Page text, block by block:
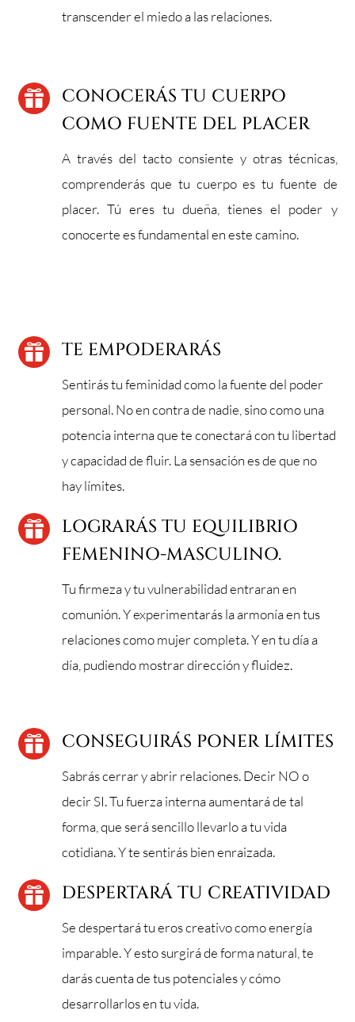
transcender el miedo a las relaciones.

CONOCERÁS TU CUERPO
COMO FUENTE DEL PLACER
A través del tacto consiente y otras técnicas,
comprenderás que tu cuerpo es tu fuente de
placer. Tú eres tu dueña, tienes el poder y
conocerte es fundamental en este camino.
 TE EMPODERARÁS
Sentirás tu feminidad como la fuente del poder
personal. No en contra de nadie, sino como una
potencia interna que te conectará con tu libertad
y capacidad de fluir. La sensación es de que no
hay límites.

LOGRARÁS TU EQUILIBRIO
FEMENINO-MASCULINO.
Tu firmeza y tu vulnerabilidad entraran en
comunión. Y experimentarás la armonía en tus
relaciones como mujer completa. Y en tu día a
día, pudiendo mostrar dirección y fluidez.
 CONSEGUIRÁS PONER LÍMITES
Sabrás cerrar y abrir relaciones. Decir NO o
decir SI. Tu fuerza interna aumentará de tal
forma, que será sencillo llevarlo a tu vida
cotidiana. Y te sentirás bien enraizada.
 DESPERTARÁ TU CREATIVIDAD
Se despertará tu eros creativo como energía
imparable. Y esto surgirá de forma natural, te
darás cuenta de tus potenciales y cómo
desarrollarlos en tu vida.